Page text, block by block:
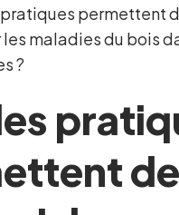
permettent
maladies du bois
?
de